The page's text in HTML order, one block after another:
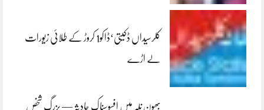
کلرسیداں ڈکیتی‘ڈاکو1 کروڑ کے طلائی زیورات
لے اڑے
بھون نلہ میں افسوسناک حادثہ — بزرگ شخص